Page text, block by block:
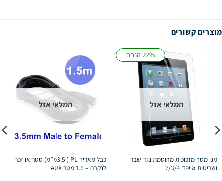
מוצרים קשורים
22% הנחה
המלאי אזל
מגן מסך מזכוכית מחוסמת נגד שבר
ושריטות אייפד 2/3/4
המלאי אזל
כבל מאריך PL ( 3.5מ”מ) סטריאו זכר –
לנקבה – 1.5 מטר AUX